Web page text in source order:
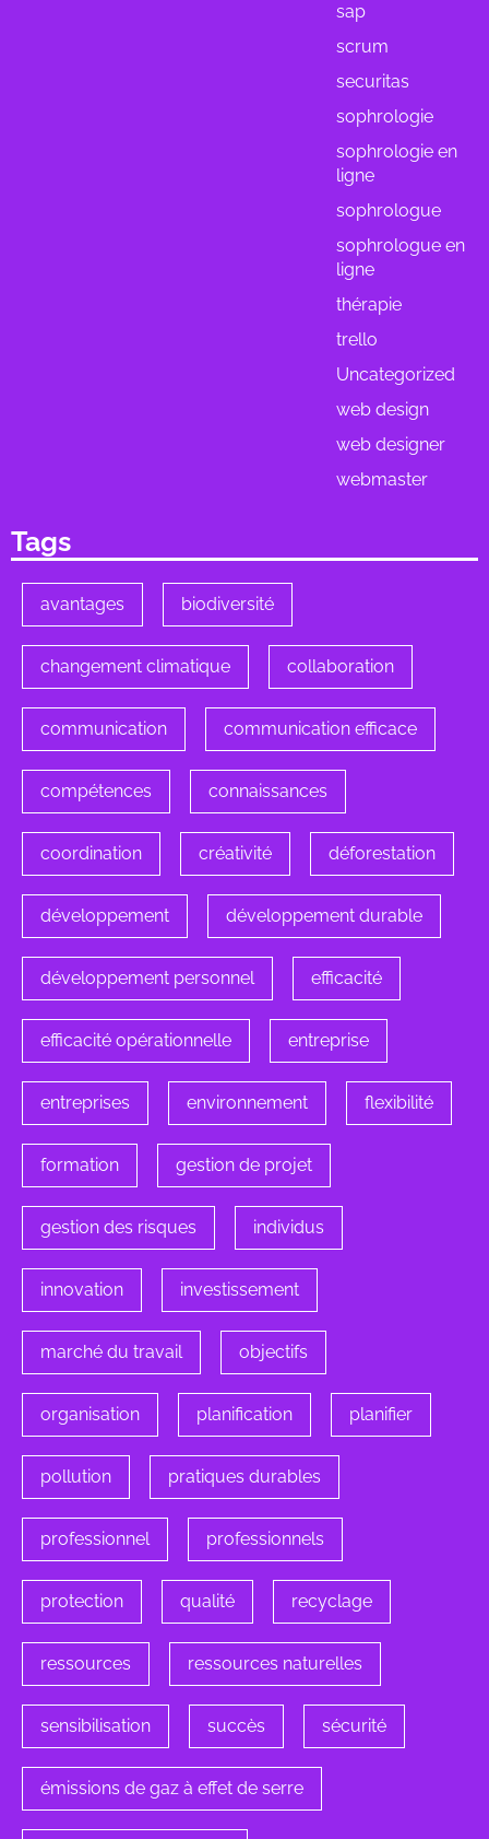
sap
scrum
securitas
sophrologie
sophrologie en
ligne
sophrologue
sophrologue en
ligne
thérapie
trello
Uncategorized
web design
web designer
webmaster
Tags
avantages biodiversité
changement climatique collaboration
communication communication efficace
compétences connaissances
coordination créativité déforestation
développement développement durable
développement personnel efficacité
efficacité opérationnelle entreprise
entreprises environnement flexibilité
formation gestion de projet
gestion des risques individus
innovation investissement
marché du travail objectifs
organisation planification planifier
pollution pratiques durables
professionnel professionnels
protection qualité recyclage
ressources ressources naturelles
sensibilisation succès sécurité
émissions de gaz à effet de serre